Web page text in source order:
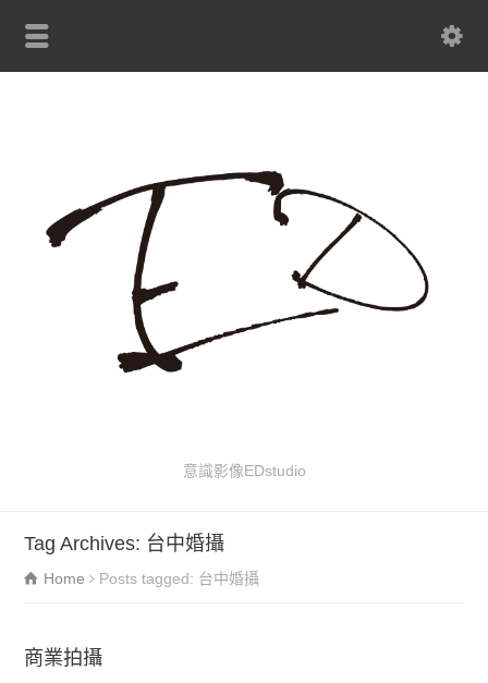
意識影像EDstudio
Tag Archives: 台中婚攝
Home Posts tagged: 台中婚攝
商業拍攝